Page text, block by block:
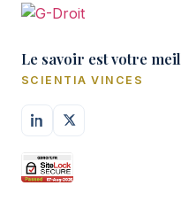
Le savoir est votre
SCIENTIA VINCES